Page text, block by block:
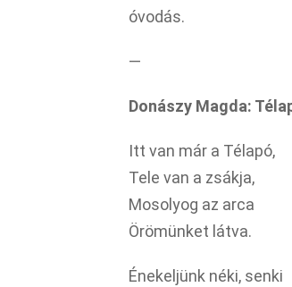
óvodás.
—
Donászy Magda:
Itt van már a Télapó,
Tele van a zsákja,
Mosolyog az arca
Örömünket látva.
Énekeljünk néki, senki